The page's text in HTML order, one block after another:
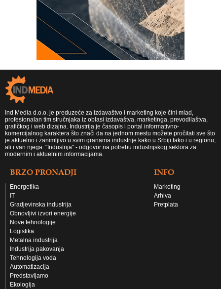
Ind Media d.o.o. je preduzeće za izdavaštvo i marketing koje čini mlad,
profesionalan tim stručnjaka iz oblasi izdavaštva, marketinga, prevodilaštva,
grafičkog i web dizajna. Industrija je časopis i portal informativno-
komercijalnog karaktera što znači da na jednom mestu možete pročitati sve što
je aktuelno i zanimljivo u svim granama industrije kako u Srbiji tako i u regionu,
ali i van njega. "Industrija" - odgovor na potrebu industrijskog sektora za
modernim i aktuelnim informacijama.
BRZO PRONADJI
Energetika
IT
Gradjevinska industrija
Obnovljivi izvori energije
Nove tehnologije
Logistika
Metalna industrija
Industrija pakovanja
Tehnologija voda
Automatizacija
Predstavljamo
Ekologija
INFO
Marketing
Arhiva
Pretplata